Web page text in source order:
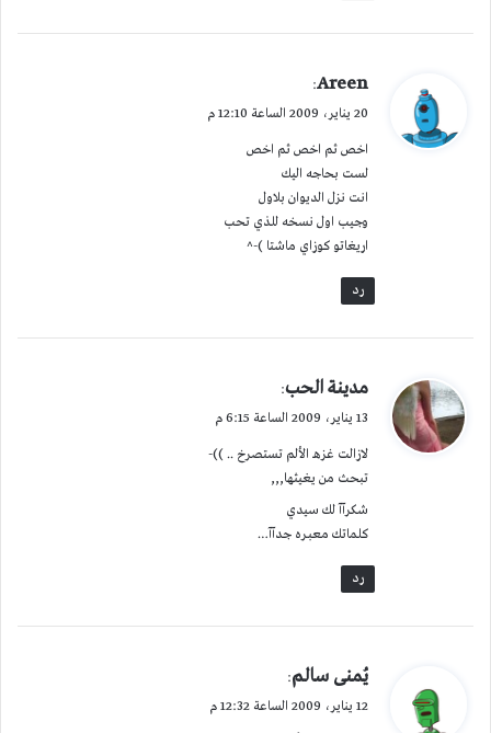
ي
ل
Areen
:
20 يناير، 2009 الساعة 12:10 م
اخص ثم اخص ثم اخص
لست بحاجه اليك
انت نزل الديوان بلاول
وجيب اول نسخه للذي تحب
اريغاتو كوزاي ماشتا )-^
رد
ي
ل
مدينة الحب:
13 يناير، 2009 الساعة 6:15 م
لازالت غزهـ الألم تستصرخ .. ))-
تبحث من يغيثها,,,
شكرآآ لك سيدي
كلماتك معبـره جدآآ…
رد
ييُمنى سالم:
12 يناير، 2009 الساعة 12:32 م